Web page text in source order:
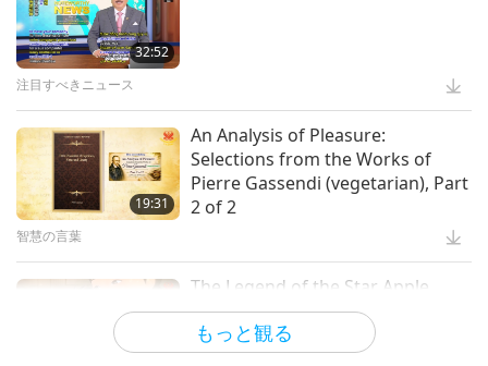
42:41
マスターと弟子
34:21
ドシー世界の霊的な位とヌー王陛下
からの洞察ヌー王陛下からの洞察全
５回の５回
マスターと弟子
ビーガニズム：高潔の生き方
気あるレシピ２５選 全１３回の２
回 -蛋白質 豊富なビーガン##カッテ
もっと観る
32:52
注目すべきニュース
19:31
An Analysis of Pleasure:
Selections from the Works of
Pierre Gassendi (vegetarian), Part
2 of 2
智慧の言葉
36:01
The Legend of the Star Apple
Tree, Part 2 of 2